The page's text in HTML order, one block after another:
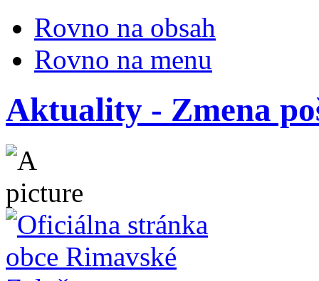
Rovno na obsah
Rovno na menu
Aktuality - Zmena